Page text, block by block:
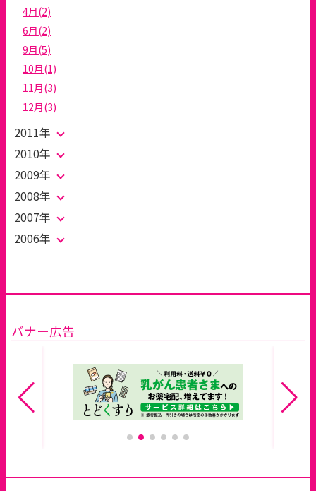
4月(2)
6月(2)
9月(5)
10月(1)
11月(3)
12月(3)
2011年
2010年
2009年
2008年
2007年
2006年
バナー広告